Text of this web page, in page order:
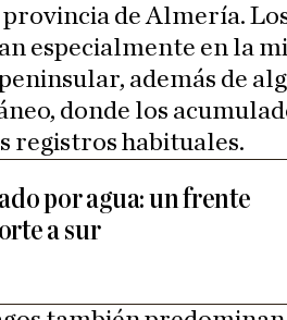
de Almería.
especialmente en la
además de
donde los
registros habituales.
por agua: un frente
a sur